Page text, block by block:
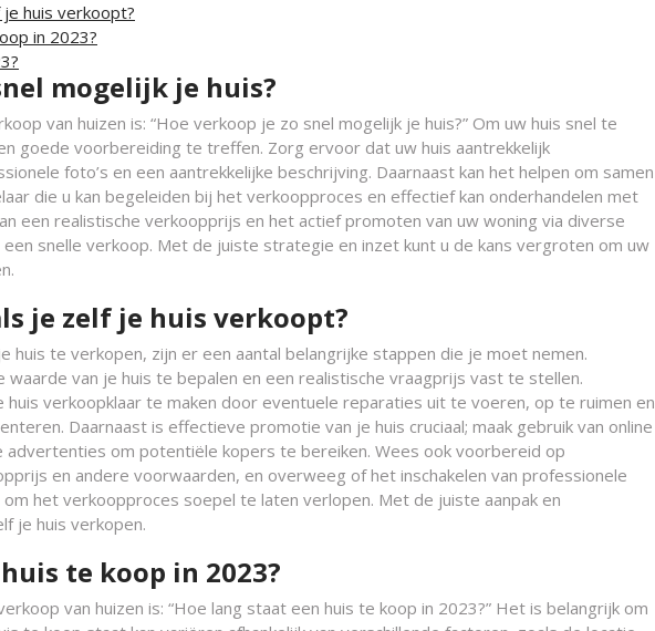
huis verkoopt?
in 2023?
mogelijk je huis?
van huizen is: “Hoe verkoop je zo snel mogelijk je huis?” Om uw huis snel te
goede voorbereiding te treffen. Zorg ervoor dat uw huis aantrekkelijk
foto’s en een aantrekkelijke beschrijving. Daarnaast kan het helpen om samen
die u kan begeleiden bij het verkoopproces en effectief kan onderhandelen met
een realistische verkoopprijs en het actief promoten van uw woning via diverse
een snelle verkoop. Met de juiste strategie en inzet kunt u de kans vergroten om uw
je zelf je huis verkoopt?
huis te verkopen, zijn er een aantal belangrijke stappen die je moet nemen.
van je huis te bepalen en een realistische vraagprijs vast te stellen.
huis verkoopklaar te maken door eventuele reparaties uit te voeren, op te ruimen en
Daarnaast is effectieve promotie van je huis cruciaal; maak gebruik van online
advertenties om potentiële kopers te bereiken. Wees ook voorbereid op
en andere voorwaarden, en overweeg of het inschakelen van professionele
om het verkoopproces soepel te laten verlopen. Met de juiste aanpak en
je huis verkopen.
te koop in 2023?
van huizen is: “Hoe lang staat een huis te koop in 2023?” Het is belangrijk om